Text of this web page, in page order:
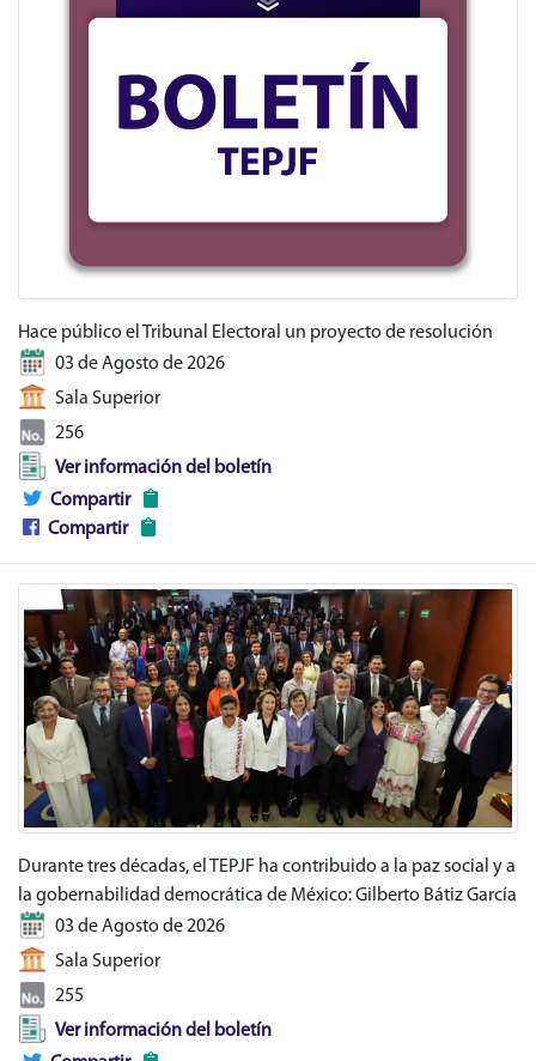
Hace público el Tribunal Electoral un proyecto de resolución
03 de Agosto de 2026
Sala Superior
256
Ver información del boletín
Compartir
Compartir
Durante tres décadas, el TEPJF ha contribuido a la paz social y a
la gobernabilidad democrática de México: Gilberto Bátiz García
03 de Agosto de 2026
Sala Superior
255
Ver información del boletín